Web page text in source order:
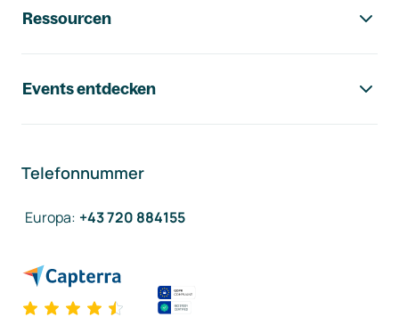
Ressourcen
Events entdecken
Telefonnummer
Europa: +43 720 884155